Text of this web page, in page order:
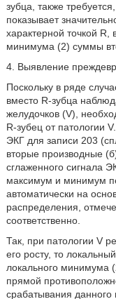
зубца, также
показывает
характерной точкой R,
минимума (2) суммы
4. Выявление
Поскольку в ряде
вместо R-зубца
желудочков (V),
R-зубец от патологии
ЭКГ для записи 203
вторые производные
сглаженного сигнала
максимум и минимум
автоматически на
распределения,
соответственно.
Так, при патологии V
его росту, то
локального минимума
прямой
срабатывания данного